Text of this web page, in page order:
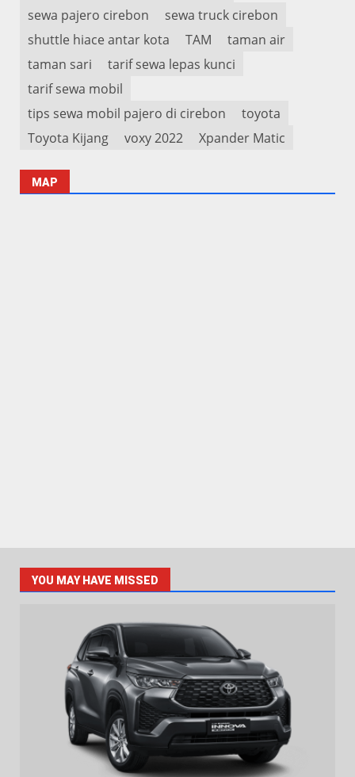
sewa pajero cirebon
sewa truck cirebon
shuttle hiace antar kota
TAM
taman air
taman sari
tarif sewa lepas kunci
tarif sewa mobil
tips sewa mobil pajero di cirebon
toyota
Toyota Kijang
voxy 2022 Xpander Matic
MAP
YOU MAY HAVE MISSED